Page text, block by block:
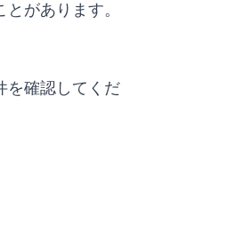
があります。
を確認してくだ